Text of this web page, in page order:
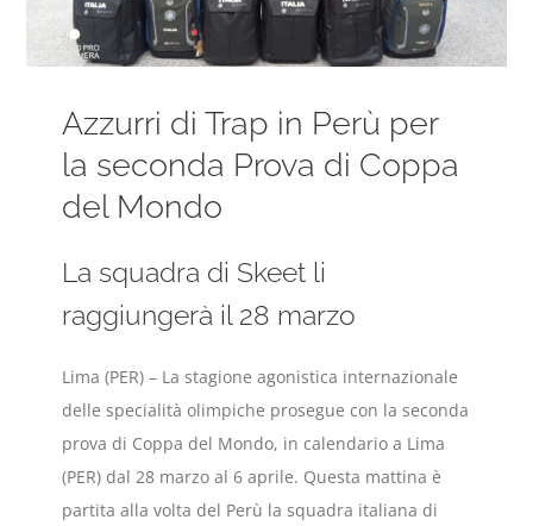
Azzurri di Trap in Perù per
la seconda Prova di Coppa
del Mondo
La squadra di Skeet li
raggiungerà il 28 marzo
Lima (PER) – La stagione agonistica internazionale
delle specialità olimpiche prosegue con la seconda
prova di Coppa del Mondo, in calendario a Lima
(PER) dal 28 marzo al 6 aprile. Questa mattina è
partita alla volta del Perù la squadra italiana di